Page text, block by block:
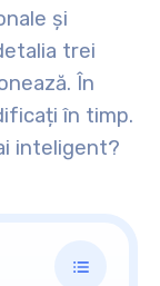
și
trei
În
în timp.
inteligent?